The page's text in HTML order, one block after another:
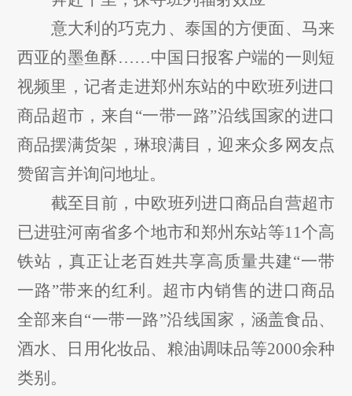
意大利的巧克力、泰国的方便面、马来
西亚的墨鱼酥……中国日报客户端的一则短
视频里，记者走进郑州东站的中欧班列进口
商品超市，来自“一带一路”沿线国家的进口
商品摆满货架，琳琅满目，迎来众多网友点
赞留言并询问地址。
截至目前，中欧班列进口商品自营超市
已进驻河南省多个地市和郑州东站等11个高
铁站，真正让老百姓共享高质量共建“一带
一路”带来的红利。超市内销售的进口商品
全部来自“一带一路”沿线国家，涵盖食品、
酒水、日用化妆品、粮油调味品等2000余种
类别。